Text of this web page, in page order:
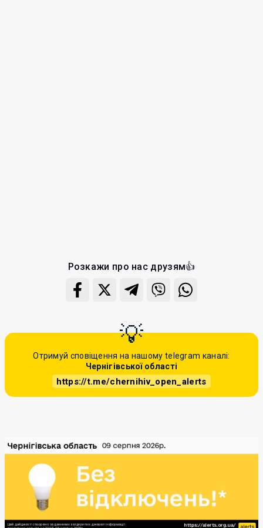
Розкажи про нас друзям👍
Отримуй сповіщення на нашому telegram каналі:
Чернігівської області
https://t.me/chernihiv_open_alerts